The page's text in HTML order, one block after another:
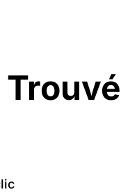
Trouvé